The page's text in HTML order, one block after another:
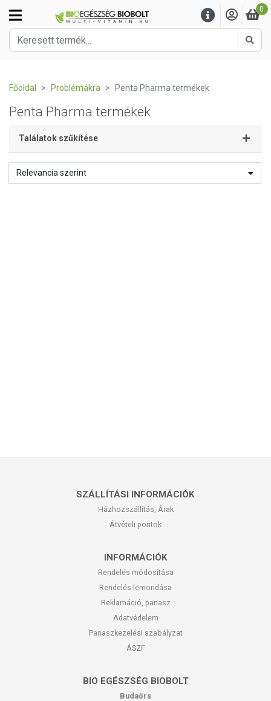
0
Főoldal Problémákra Penta Pharma termékek
Penta Pharma termékek
Találatok szűkítése
Relevancia szerint
SZÁLLÍTÁSI INFORMÁCIÓK
Házhozszállítás, Árak
Átvételi pontok
INFORMÁCIÓK
Rendelés módosítása
Rendelés lemondása
Reklamáció, panasz
Adatvédelem
Panaszkezelési szabályzat
ÁSZF
BIO EGÉSZSÉG BIOBOLT
Budaörs